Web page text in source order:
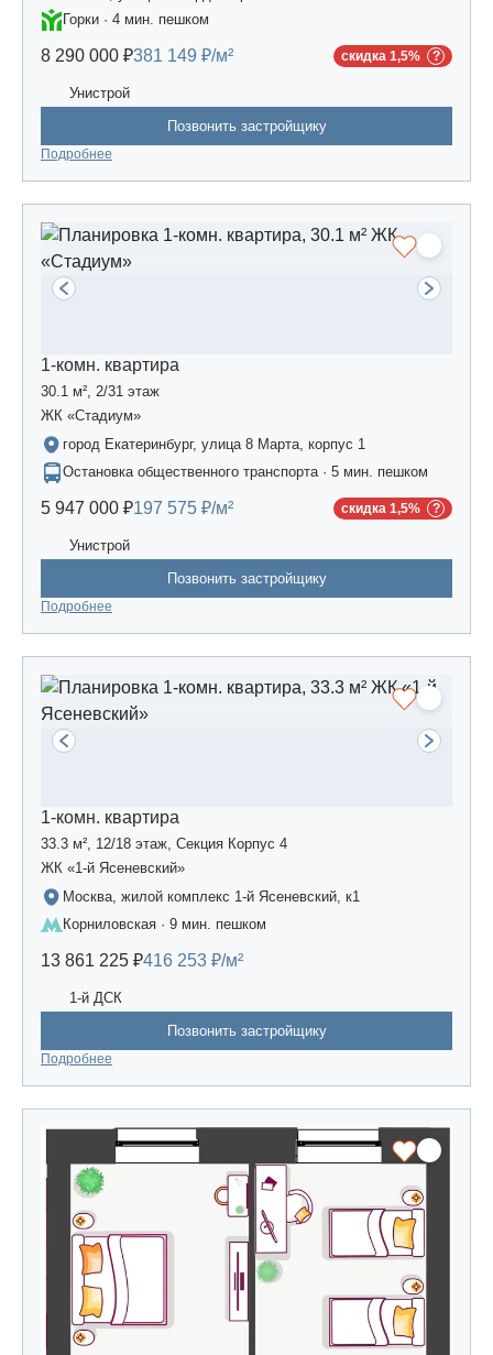
Горки · 4 мин. пешком
8 290 000 ₽381 149 ₽/м² скидка 1,5%
Унистрой
Позвонить застройщику
Подробнее
1-комн. квартира
30.1 м², 2/31 этаж
ЖК «Стадиум»
город Екатеринбург, улица 8 Марта, корпус 1
Остановка общественного транспорта · 5 мин. пешком
5 947 000 ₽197 575 ₽/м² скидка 1,5%
Унистрой
Позвонить застройщику
Подробнее
1-комн. квартира
33.3 м², 12/18 этаж, Секция Корпус 4
ЖК «1-й Ясеневский»
Москва, жилой комплекс 1-й Ясеневский, к1
Корниловская · 9 мин. пешком
13 861 225 ₽416 253 ₽/м²
1-й ДСК
Позвонить застройщику
Подробнее